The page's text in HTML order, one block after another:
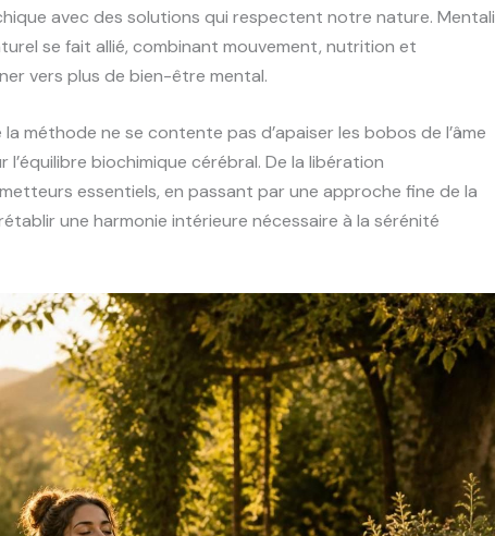
avec des solutions qui respectent notre nature. Mentali
se fait allié, combinant mouvement, nutrition et
vers plus de bien-être mental.
méthode ne se contente pas d’apaiser les bobos de l’âme
biochimique cérébral. De la libération
essentiels, en passant par une approche fine de la
une harmonie intérieure nécessaire à la sérénité